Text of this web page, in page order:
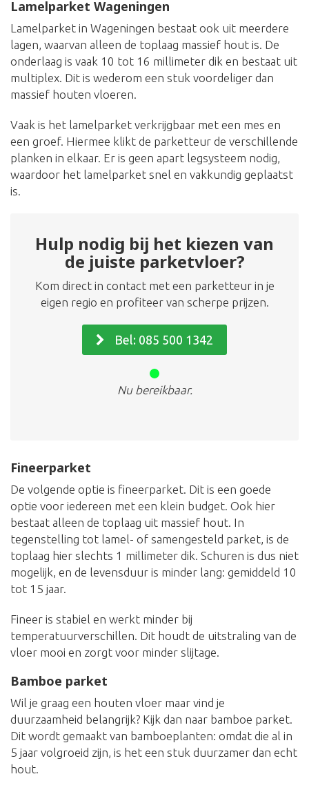
Lamelparket Wageningen
Lamelparket in Wageningen bestaat ook uit meerdere
lagen, waarvan alleen de toplaag massief hout is. De
onderlaag is vaak 10 tot 16 millimeter dik en bestaat uit
multiplex. Dit is wederom een stuk voordeliger dan
massief houten vloeren.
Vaak is het lamelparket verkrijgbaar met een mes en
een groef. Hiermee klikt de parketteur de verschillende
planken in elkaar. Er is geen apart legsysteem nodig,
waardoor het lamelparket snel en vakkundig geplaatst
is.
Hulp nodig bij het kiezen van
de juiste parketvloer?
Kom direct in contact met een parketteur in je
eigen regio en profiteer van scherpe prijzen.
Bel: 085 500 1342
Nu bereikbaar.
Fineerparket
De volgende optie is fineerparket. Dit is een goede
optie voor iedereen met een klein budget. Ook hier
bestaat alleen de toplaag uit massief hout. In
tegenstelling tot lamel- of samengesteld parket, is de
toplaag hier slechts 1 millimeter dik. Schuren is dus niet
mogelijk, en de levensduur is minder lang: gemiddeld 10
tot 15 jaar.
Fineer is stabiel en werkt minder bij
temperatuurverschillen. Dit houdt de uitstraling van de
vloer mooi en zorgt voor minder slijtage.
Bamboe parket
Wil je graag een houten vloer maar vind je
duurzaamheid belangrijk? Kijk dan naar bamboe parket.
Dit wordt gemaakt van bamboeplanten: omdat die al in
5 jaar volgroeid zijn, is het een stuk duurzamer dan echt
hout.